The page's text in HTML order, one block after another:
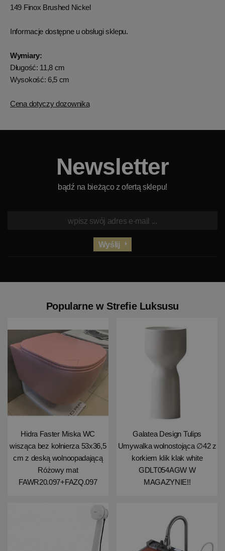
149 Finox Brushed Nickel
Informacje dostępne u obsługi sklepu.
Wymiary:
Długość: 11,8 cm
Wysokość: 6,5 cm
Cena dotyczy dozownika
Newsletter
bądź na bieżąco z ofertą sklepu!
Wyślij
Popularne w Strefie Luksusu
Hidra Faster Miska WC
wisząca bez kołnierza 53x36,5
cm z deską wolnoopadającą
Różowy mat
FAWR20.097+FAZQ.097
Galatea Design Tulips
Umywalka wolnostojąca ∅42 z
korkiem klik klak white
GDLT054AGW W
MAGAZYNIE!!